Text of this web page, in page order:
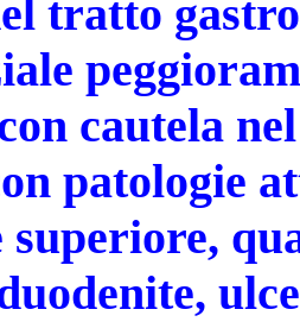
tratto
cautela
patologie